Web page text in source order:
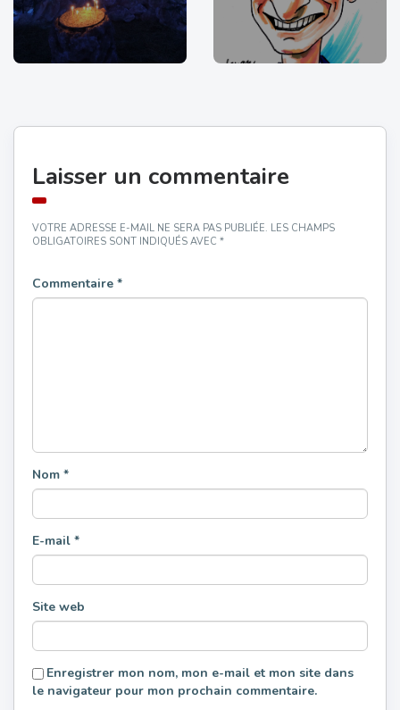
Laisser un commentaire
VOTRE ADRESSE E-MAIL NE SERA PAS PUBLIÉE. LES CHAMPS
OBLIGATOIRES SONT INDIQUÉS AVEC *
Commentaire *
Nom *
E-mail *
Site web
Enregistrer mon nom, mon e-mail et mon site dans
le navigateur pour mon prochain commentaire.